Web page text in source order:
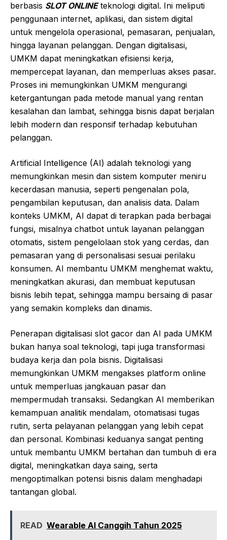
berbasis SLOT ONLINEteknologi digital. Ini meliputi
penggunaan internet, aplikasi, dan sistem digital
untuk mengelola operasional, pemasaran, penjualan,
hingga layanan pelanggan. Dengan digitalisasi,
UMKM dapat meningkatkan efisiensi kerja,
mempercepat layanan, dan memperluas akses pasar.
Proses ini memungkinkan UMKM mengurangi
ketergantungan pada metode manual yang rentan
kesalahan dan lambat, sehingga bisnis dapat berjalan
lebih modern dan responsif terhadap kebutuhan
pelanggan.
Artificial Intelligence (AI) adalah teknologi yang
memungkinkan mesin dan sistem komputer meniru
kecerdasan manusia, seperti pengenalan pola,
pengambilan keputusan, dan analisis data. Dalam
konteks UMKM, AI dapat di terapkan pada berbagai
fungsi, misalnya chatbot untuk layanan pelanggan
otomatis, sistem pengelolaan stok yang cerdas, dan
pemasaran yang di personalisasi sesuai perilaku
konsumen. AI membantu UMKM menghemat waktu,
meningkatkan akurasi, dan membuat keputusan
bisnis lebih tepat, sehingga mampu bersaing di pasar
yang semakin kompleks dan dinamis.
Penerapan digitalisasi slot gacor dan AI pada UMKM
bukan hanya soal teknologi, tapi juga transformasi
budaya kerja dan pola bisnis. Digitalisasi
memungkinkan UMKM mengakses platform online
untuk memperluas jangkauan pasar dan
mempermudah transaksi. Sedangkan AI memberikan
kemampuan analitik mendalam, otomatisasi tugas
rutin, serta pelayanan pelanggan yang lebih cepat
dan personal. Kombinasi keduanya sangat penting
untuk membantu UMKM bertahan dan tumbuh di era
digital, meningkatkan daya saing, serta
mengoptimalkan potensi bisnis dalam menghadapi
tantangan global.
READ Wearable AI Canggih Tahun 2025